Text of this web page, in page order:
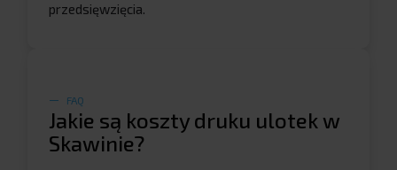
przedsięwzięcia.
FAQ
Jakie są koszty druku ulotek w
Skawinie?